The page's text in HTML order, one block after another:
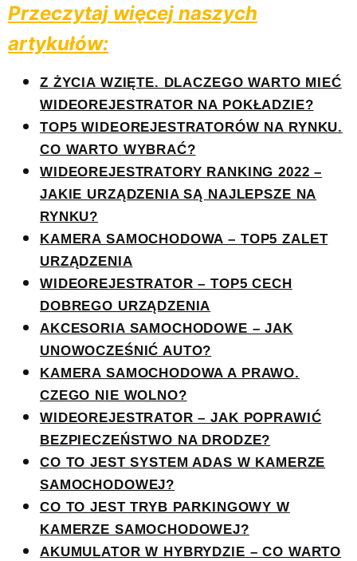
Przeczytaj więcej naszych
artykułów:
Z ŻYCIA WZIĘTE. DLACZEGO WARTO MIEĆ
WIDEOREJESTRATOR NA POKŁADZIE?
TOP5 WIDEOREJESTRATORÓW NA RYNKU.
CO WARTO WYBRAĆ?
WIDEOREJESTRATORY RANKING 2022 –
JAKIE URZĄDZENIA SĄ NAJLEPSZE NA
RYNKU?
KAMERA SAMOCHODOWA – TOP5 ZALET
URZĄDZENIA
WIDEOREJESTRATOR – TOP5 CECH
DOBREGO URZĄDZENIA
AKCESORIA SAMOCHODOWE – JAK
UNOWOCZEŚNIĆ AUTO?
KAMERA SAMOCHODOWA A PRAWO.
CZEGO NIE WOLNO?
WIDEOREJESTRATOR – JAK POPRAWIĆ
BEZPIECZEŃSTWO NA DRODZE?
CO TO JEST SYSTEM ADAS W KAMERZE
SAMOCHODOWEJ?
CO TO JEST TRYB PARKINGOWY W
KAMERZE SAMOCHODOWEJ?
AKUMULATOR W HYBRYDZIE – CO WARTO